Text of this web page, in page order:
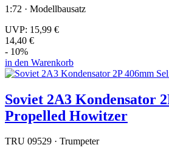
1:72 · Modellbausatz
UVP: 15,99 €
14,40 €
- 10%
in den Warenkorb
Soviet 2A3 Kondensator
Propelled Howitzer
TRU 09529 · Trumpeter